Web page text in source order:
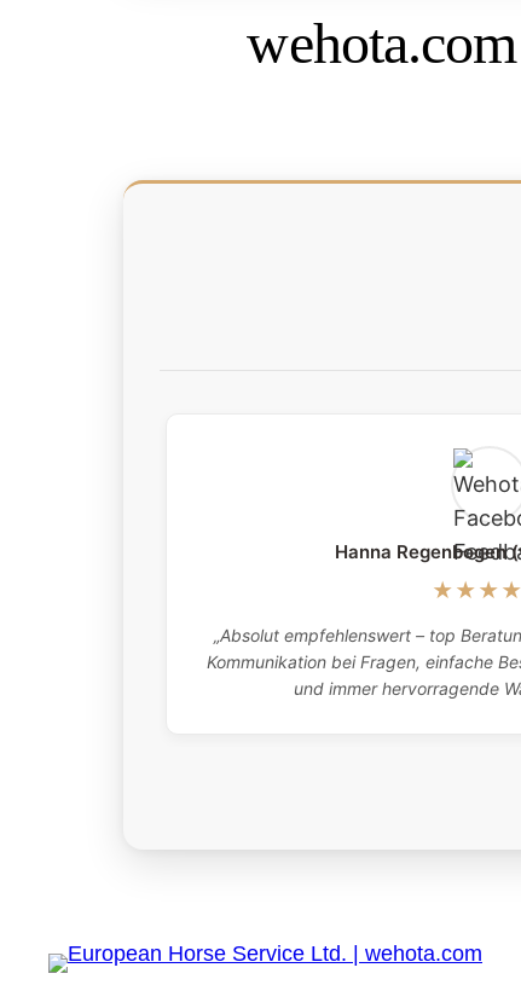
Hanna Regenbogen
„Absolut empfehlenswert – top
Kommunikation bei Fragen, einfache
und immer hervorragende